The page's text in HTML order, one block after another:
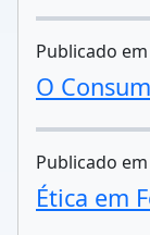
Publicado
O
Publicado
Ética em